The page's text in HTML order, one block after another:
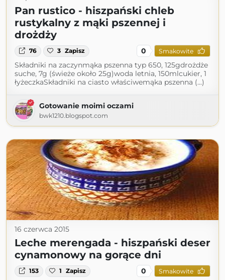
Pan rustico - hiszpański chleb
rustykalny z mąki pszennej i
drożdży
76 3 Zapisz 0 Smakowite
Składniki na zaczynmąka pszenna typ 650, 125gdrożdże
suche, 7g (świeże około 25g)woda letnia, 150mlcukier, 1
łyżeczkaSkładniki na ciasto właściwemąka pszenna (...)
Gotowanie moimi oczami
bwk1210.blogspot.com
16 czerwca 2015
Leche merengada - hiszpański deser
cynamonowy na gorące dni
153 1 Zapisz 0 Smakowite